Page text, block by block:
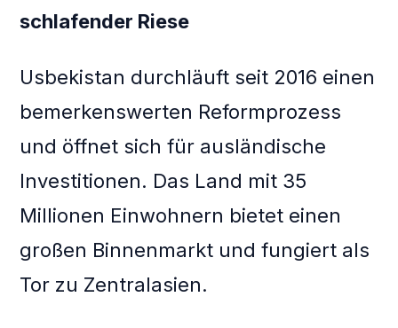
schlafender Riese
Usbekistan durchläuft seit 2016 einen
bemerkenswerten Reformprozess
und öffnet sich für ausländische
Investitionen. Das Land mit 35
Millionen Einwohnern bietet einen
großen Binnenmarkt und fungiert als
Tor zu Zentralasien.